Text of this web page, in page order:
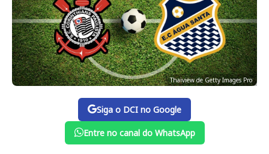
Thaiview de Getty Images Pro
Siga o DCI no Google
Entre no canal do WhatsApp